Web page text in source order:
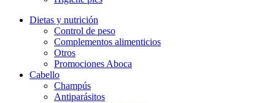
Dietas y nutrición
Control de peso
Complementos alimenticios
Otros
Promociones Aboca
Cabello
Champús
Antiparásitos